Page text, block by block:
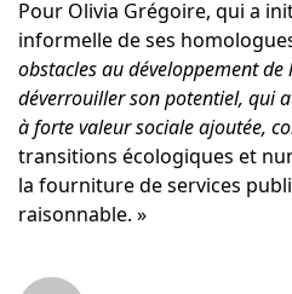
Pour Olivia Grégoire, qui a
informelle de ses
obstacles au développement de
déverrouiller son potentiel, qui
à forte valeur sociale ajoutée,
transitions écologiques et
la fourniture de services
raisonnable. »